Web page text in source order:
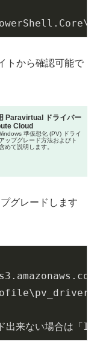
トから確認可能で
Paravirtual ドライバー
Cloud
準仮想化 (PV) ドライ
ップグレード方法およびト
めて説明します。
グレードします
ド出来ない場合